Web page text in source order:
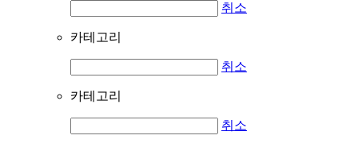
취소
카테고리
취소
카테고리
취소